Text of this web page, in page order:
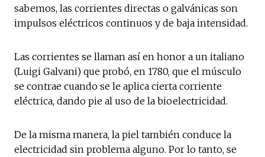
sabemos, las corrientes directas o galvánicas son
impulsos eléctricos continuos y de baja intensidad.
Las corrientes se llaman así en honor a un italiano
(Luigi Galvani) que probó, en 1780, que el músculo
se contrae cuando se le aplica cierta corriente
eléctrica, dando pie al uso de la bioelectricidad.
De la misma manera, la piel también conduce la
electricidad sin problema alguno. Por lo tanto, se